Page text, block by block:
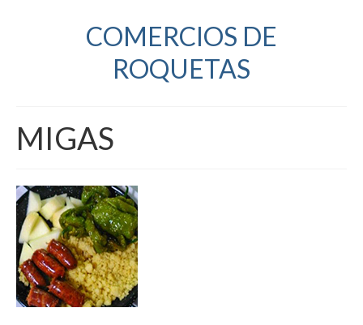
COMERCIOS DE
ROQUETAS
MIGAS